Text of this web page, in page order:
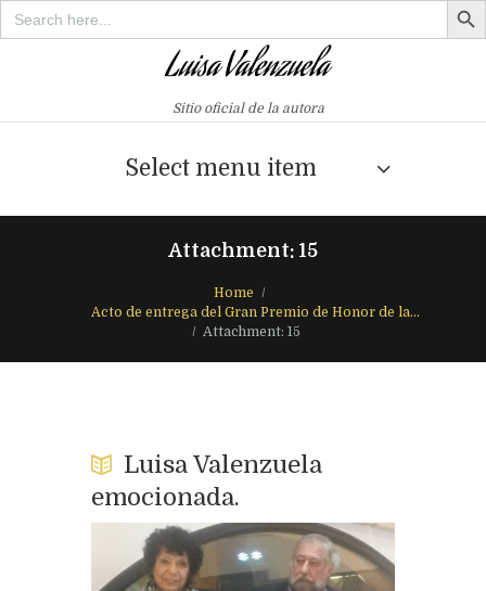
Search
for:
Sitio oficial de la autora
Select menu item
Attachment: 15
Home
Acto de entrega del Gran Premio de Honor de la...
Attachment: 15
Luisa Valenzuela
emocionada.